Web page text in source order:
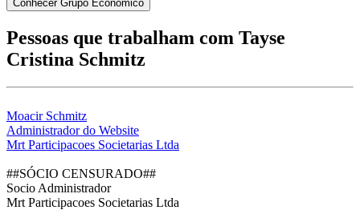
Conhecer Grupo Econômico
Pessoas que trabalham com Tayse
Cristina Schmitz
Moacir Schmitz
Administrador do Website
Mrt Participacoes Societarias Ltda
##SÓCIO CENSURADO##
Socio Administrador
Mrt Participacoes Societarias Ltda